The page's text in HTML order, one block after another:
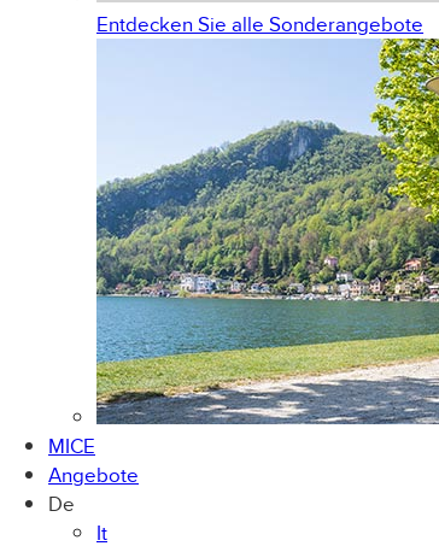
Entdecken Sie alle Sonderangebote
MICE
Angebote
De
It